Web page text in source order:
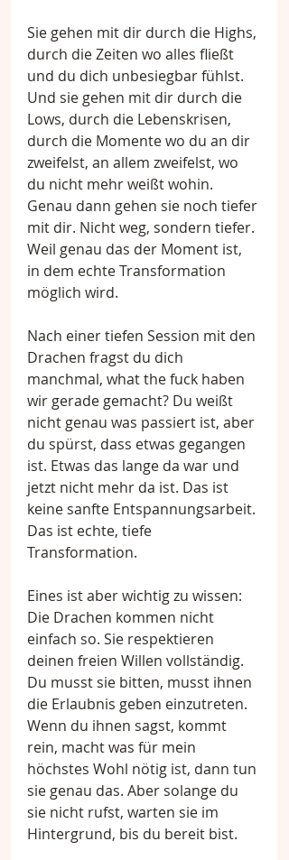
Sie gehen mit dir durch die Highs,
durch die Zeiten wo alles fließt
und du dich unbesiegbar fühlst.
Und sie gehen mit dir durch die
Lows, durch die Lebenskrisen,
durch die Momente wo du an dir
zweifelst, an allem zweifelst, wo
du nicht mehr weißt wohin.
Genau dann gehen sie noch tiefer
mit dir. Nicht weg, sondern tiefer.
Weil genau das der Moment ist,
in dem echte Transformation
möglich wird.
Nach einer tiefen Session mit den
Drachen fragst du dich
manchmal, what the fuck haben
wir gerade gemacht? Du weißt
nicht genau was passiert ist, aber
du spürst, dass etwas gegangen
ist. Etwas das lange da war und
jetzt nicht mehr da ist. Das ist
keine sanfte Entspannungsarbeit.
Das ist echte, tiefe
Transformation.
Eines ist aber wichtig zu wissen:
Die Drachen kommen nicht
einfach so. Sie respektieren
deinen freien Willen vollständig.
Du musst sie bitten, musst ihnen
die Erlaubnis geben einzutreten.
Wenn du ihnen sagst, kommt
rein, macht was für mein
höchstes Wohl nötig ist, dann tun
sie genau das. Aber solange du
sie nicht rufst, warten sie im
Hintergrund, bis du bereit bist.